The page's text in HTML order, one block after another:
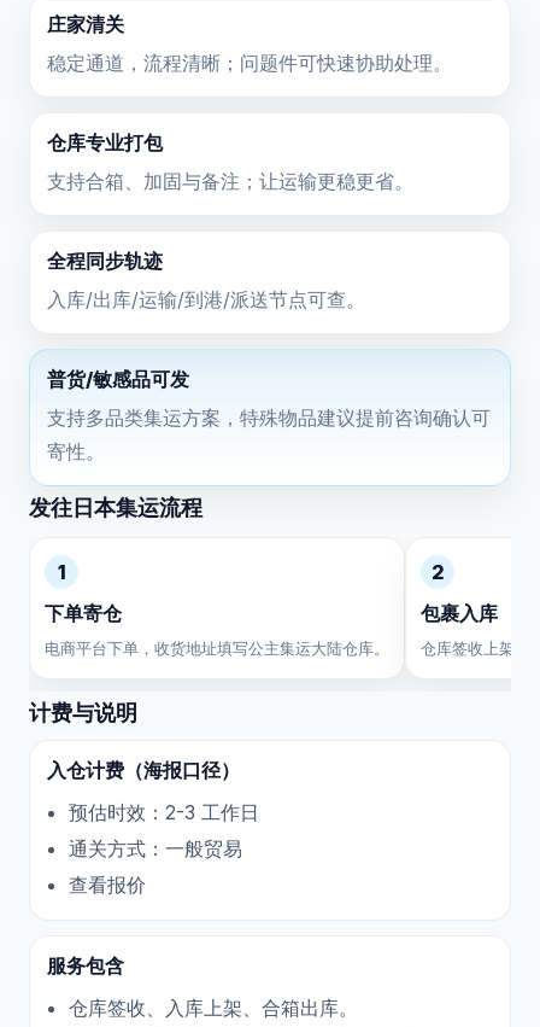
庄家清关
稳定通道，流程清晰；问题件可快速协助处理。
仓库专业打包
支持合箱、加固与备注；让运输更稳更省。
全程同步轨迹
入库/出库/运输/到港/派送节点可查。
普货/敏感品可发
支持多品类集运方案，特殊物品建议提前咨询确认可
寄性。
发往日本集运流程
1
下单寄仓
电商平台下单，收货地址填写公主集运大陆仓库。
2
包裹入库
仓库签收上架，
计费与说明
入仓计费（海报口径）
预估时效：2-3 工作日
通关方式：一般贸易
查看报价
服务包含
仓库签收、入库上架、合箱出库。